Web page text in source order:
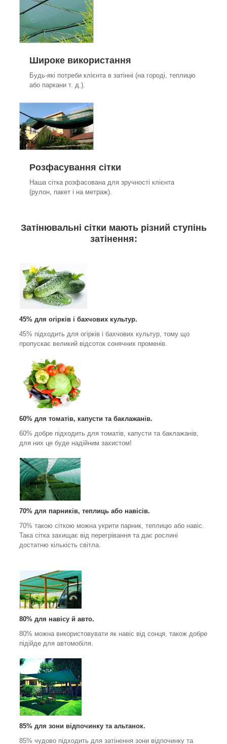
Широке використання
Будь-які потреби клієнта в затінні (на городі, теплицю
або паркани т. д.).
Розфасування сітки
Наша сітка розфасована для зручності клієнта
(рулон, пакет і на метраж).
Затінювальні сітки мають різний ступінь
затінення:
45% для огірків і бахчових культур.
45% підходить для огірків і бахчових культур, тому що
пропускає великий відсоток сонячних променів.
60% для томатів, капусти та баклажанів.
60% добре підходить для томатів, капусти та баклажанів,
для них це буде надійним захистом!
70% для парників, теплиць або навісів.
70% такою сіткою можна укрити парник, теплицю або навіс.
Така сітка захищає від перегрівання та дає рослині
достатню кількість світла.
80% для навісу й авто.
80% можна використовувати як навіс від сонця, також добре
підійде для автомобіля.
85% для зони відпочинку та альтанок.
85% чудово підходить для затінення зони відпочинку та